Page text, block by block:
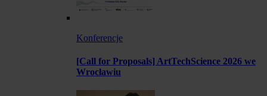
Konferencje
[Call for Proposals] ArtTechScience 2026 we
Wrocławiu